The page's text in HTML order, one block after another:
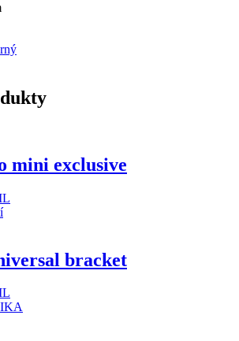
mini exclusive
bracket